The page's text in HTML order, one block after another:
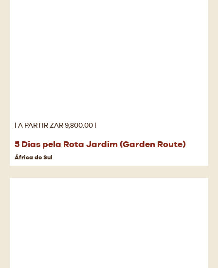
| A PARTIR ZAR 9,800.00 |
5 Dias pela Rota Jardim (Garden Route)
África do Sul